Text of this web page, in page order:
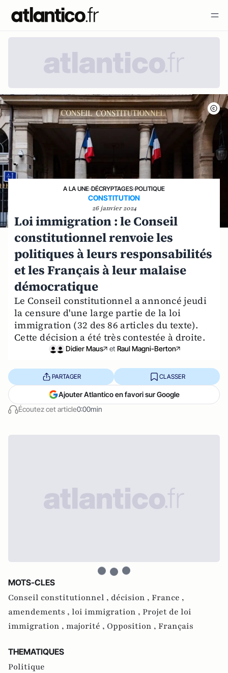
A LA UNE›DÉCRYPTAGES›POLITIQUE
CONSTITUTION
26 janvier 2024
Loi immigration : le Conseil
constitutionnel renvoie les
politiques à leurs responsabilités
et les Français à leur malaise
démocratique
Le Conseil constitutionnel a annoncé jeudi
la censure d'une large partie de la loi
immigration (32 des 86 articles du texte).
Cette décision a été très contestée à droite.
Didier Maus et Raul Magni-Berton
Écoutez cet article0:00min
PARTAGER CLASSER
Ajouter Atlantico en favori sur Google
MOTS-CLES
Conseil constitutionnel , décision , France ,
amendements , loi immigration , Projet de loi
immigration , majorité , Opposition , Français
THEMATIQUES
Politique